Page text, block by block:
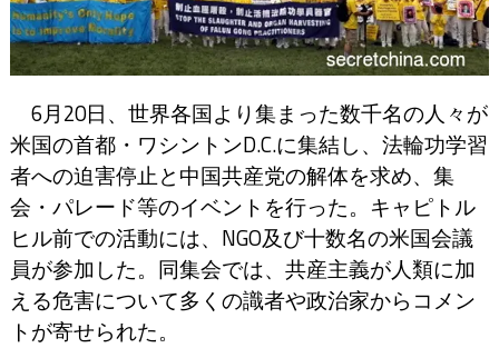
6月20日、世界各国より集まった数千名の人々が
米国の首都・ワシントンD.C.に集結し、法輪功学習
者への迫害停止と中国共産党の解体を求め、集
会・パレード等のイベントを行った。キャピトル
ヒル前での活動には、NGO及び十数名の米国会議
員が参加した。同集会では、共産主義が人類に加
える危害について多くの識者や政治家からコメン
トが寄せられた。